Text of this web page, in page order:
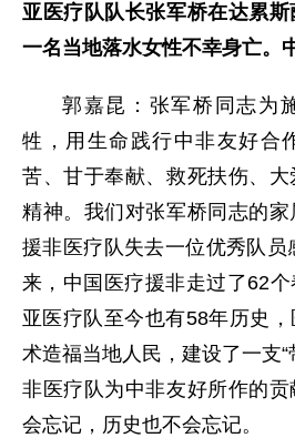
亚医疗队队长张军桥在达累
一名当地落水女性不幸身亡。
郭嘉昆：张军桥同志为
牲，用生命践行中非友好合
苦、甘于奉献、救死扶伤、
精神。我们对张军桥同志的
援非医疗队失去一位优秀队员
来，中国医疗援非走过了62
亚医疗队至今也有58年历史
术造福当地人民，建设了一支“
非医疗队为中非友好所作的
会忘记，历史也不会忘记。